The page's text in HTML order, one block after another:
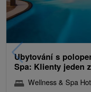
Ubytování s
Spa: Klienty jeden
Wellness & Spa